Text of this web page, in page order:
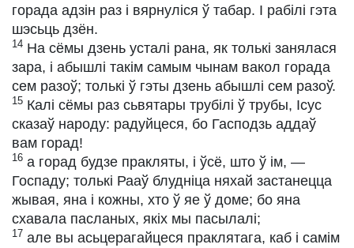
горада адзін раз і вярнуліся ў табар. І рабілі гэта
шэсьць дзён.
14 На сёмы дзень усталі рана, як толькі занялася
зара, і абышлі такім самым чынам вакол горада
сем разоў; толькі ў гэты дзень абышлі сем разоў.
15 Калі сёмы раз сьвятары трубілі ў трубы, Ісус
сказаў народу: радуйцеся, бо Гасподзь аддаў
вам горад!
16 а горад будзе пракляты, і ўсё, што ў ім, —
Госпаду; толькі Рааў блудніца няхай застанецца
жывая, яна і кожны, хто ў яе ў доме; бо яна
схавала пасланых, якіх мы пасылалі;
17 але вы асьцерагайцеся праклятага, каб і самім